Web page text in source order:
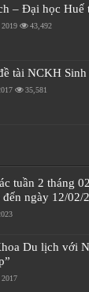
– Đại học Huế
2019 43,492
tài NCKH Sinh
35,581
tuần 2 tháng
ngày 12/02/
Du lịch với
2017